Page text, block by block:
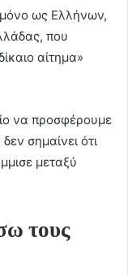
μόνο ως Ελλήνων,
που
αίτημα»
να προσφέρουμε
σημαίνει ότι
μεταξύ
τους